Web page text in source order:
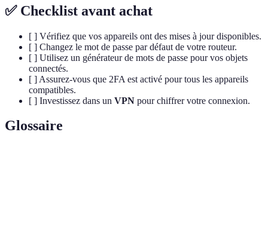
✅ Checklist avant achat
[ ] Vérifiez que vos appareils ont des mises à jour disponibles.
[ ] Changez le mot de passe par défaut de votre routeur.
[ ] Utilisez un générateur de mots de passe pour vos objets
connectés.
[ ] Assurez-vous que 2FA est activé pour tous les appareils
compatibles.
[ ] Investissez dans un VPN pour chiffrer votre connexion.
Glossaire